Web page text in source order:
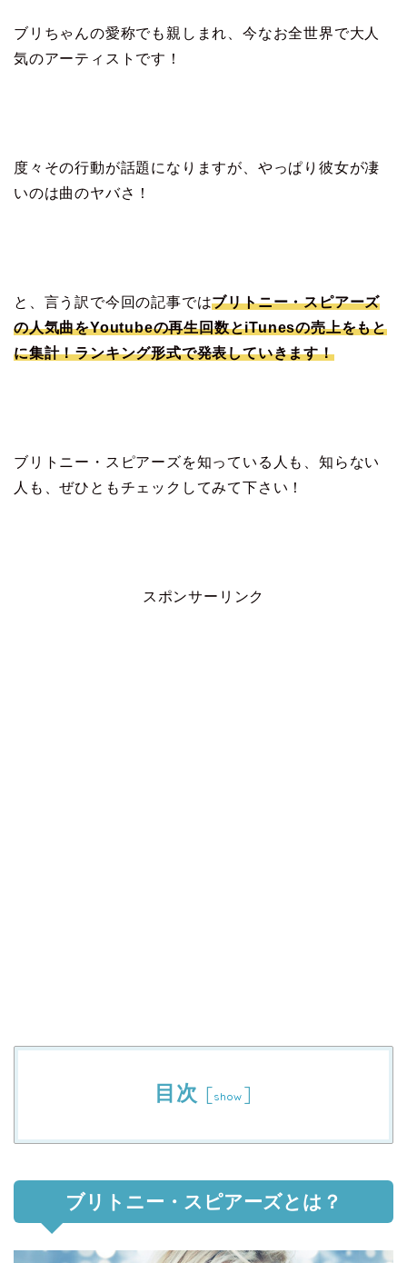
ブリちゃんの愛称でも親しまれ、今なお全世界で大人
気のアーティストです！
度々その行動が話題になりますが、やっぱり彼女が凄
いのは曲のヤバさ！
と、言う訳で今回の記事ではブリトニー・スピアーズ
の人気曲をYoutubeの再生回数とiTunesの売上をもと
に集計！ランキング形式で発表していきます！
ブリトニー・スピアーズを知っている人も、知らない
人も、ぜひともチェックしてみて下さい！
スポンサーリンク
目次 [show ]
ブリトニー・スピアーズとは？